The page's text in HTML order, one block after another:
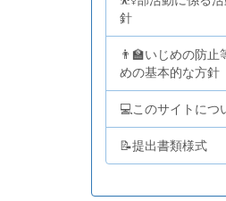
針
👨‍🏫いじめの防止
めの基本的な方針
💻このサイトにつ
📝提出書類様式